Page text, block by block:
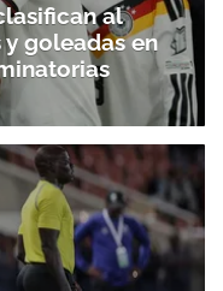
al
goleadas en